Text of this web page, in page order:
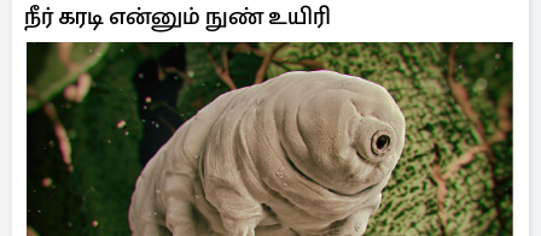
நீர் கரடி என்னும் நுண் உயிரி